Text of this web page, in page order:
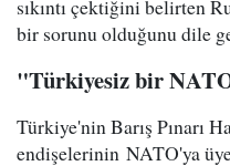
sıkıntı çektiğini belirten
bir sorunu olduğunu dile
"Türkiyesiz bir
Türkiye'nin Barış Pınarı
endişelerinin NATO'ya